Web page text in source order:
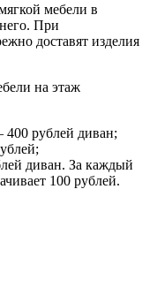
мебели в
При
доставят изделия
на этаж
рублей диван;
диван. За каждый
100 рублей.